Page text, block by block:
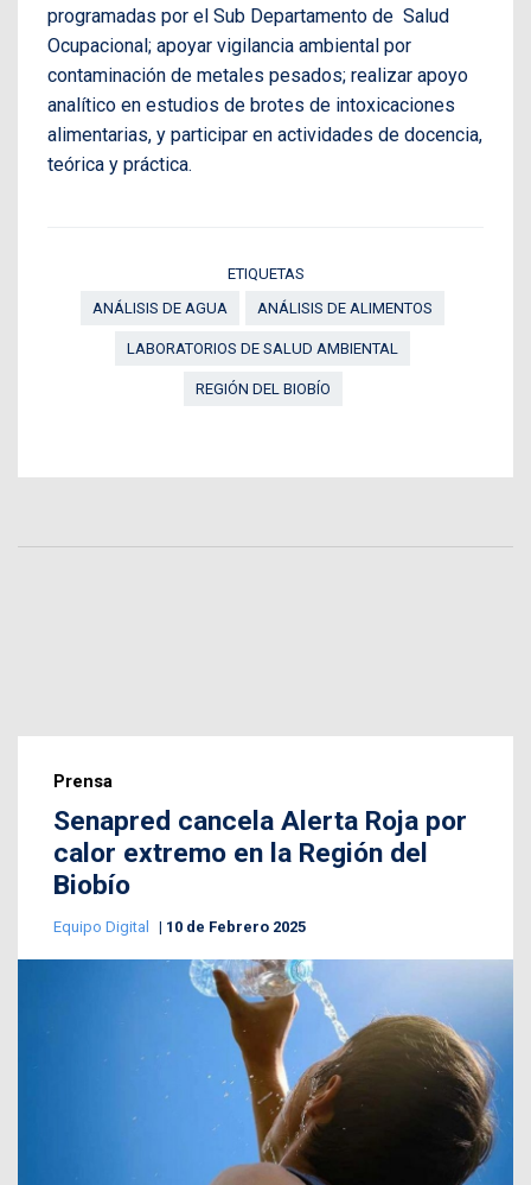
programadas por el Sub Departamento de Salud
Ocupacional; apoyar vigilancia ambiental por
contaminación de metales pesados; realizar apoyo
analítico en estudios de brotes de intoxicaciones
alimentarias, y participar en actividades de docencia,
teórica y práctica.
ETIQUETAS
ANÁLISIS DE AGUA
ANÁLISIS DE ALIMENTOS
LABORATORIOS DE SALUD AMBIENTAL
REGIÓN DEL BIOBÍO
Prensa
Senapred cancela Alerta Roja por
calor extremo en la Región del
Biobío
Equipo Digital 10 de Febrero 2025